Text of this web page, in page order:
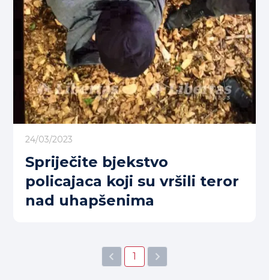
24/03/2023
Spriječite bjekstvo
policajaca koji su vršili teror
nad uhapšenima
1